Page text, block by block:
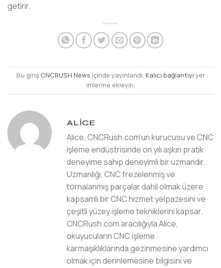
getirir.
Bu giriş CNCRUSH News içinde yayınlandı. Kalıcı bağlantıyı yer
imlerine ekleyin.
ALICE
Alice, CNCRush.com'un kurucusu ve CNC
işleme endüstrisinde on yılı aşkın pratik
deneyime sahip deneyimli bir uzmandır.
Uzmanlığı, CNC frezelenmiş ve
tornalanmış parçalar dahil olmak üzere
kapsamlı bir CNC hizmet yelpazesini ve
çeşitli yüzey işleme tekniklerini kapsar.
CNCRush.com aracılığıyla Alice,
okuyucuların CNC işleme
karmaşıklıklarında gezinmesine yardımcı
olmak için derinlemesine bilgisini ve